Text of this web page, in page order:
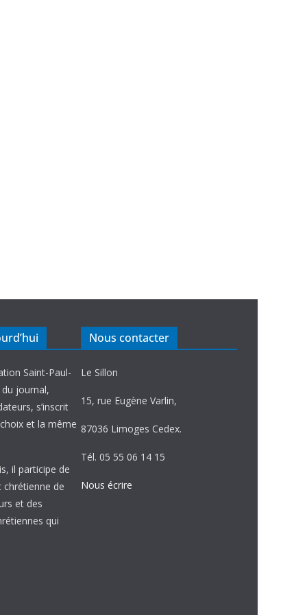
Saint-Paul-
journal,
s’inscrit
et la même
il participe de
chrétienne de
et des
qui
Nous contacter
Le Sillon
15, rue Eugène Varlin,
87036 Limoges Cedex.
Tél. 05 55 06 14 15
Nous écrire